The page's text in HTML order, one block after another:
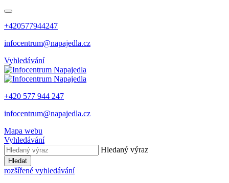
+420577944247
infocentrum@napajedla.cz
Vyhledávání
+420 577 944 247
infocentrum@napajedla.cz
Mapa webu
Vyhledávání
Hledaný výraz
Hledat
rozšířené vyhledávání